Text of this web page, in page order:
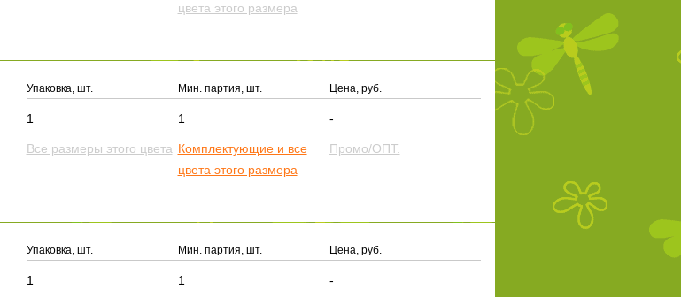
цвета этого размера
Упаковка, шт. Мин. партия, шт. Цена, руб.
1 1 -
Все размеры этого цвета Комплектующие и все
цвета этого размера
Промо/ОПТ.
Упаковка, шт. Мин. партия, шт. Цена, руб.
1 1 -